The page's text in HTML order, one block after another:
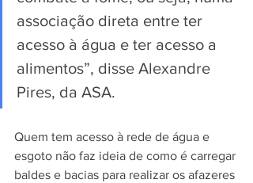
associação direta entre ter
acesso à água e ter acesso a
alimentos”, disse Alexandre
Pires, da ASA.
Quem tem acesso à rede de água e
esgoto não faz ideia de como é carregar
baldes e bacias para realizar os afazeres